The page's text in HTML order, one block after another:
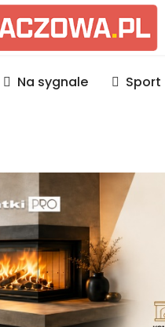
Na sygnale Sport